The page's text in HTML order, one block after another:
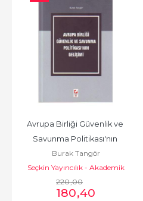
Avrupa Birliği Güvenlik ve
Savunma Politikası'nın
Gelişimi
Burak Tangör
Seçkin Yayıncılık - Akademik
220,00
180,40